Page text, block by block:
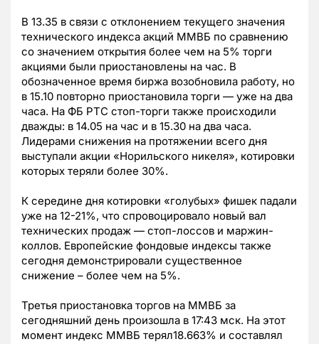
В 13.35 в связи с отклонением текущего значения
технического индекса акций ММВБ по сравнению
со значением открытия более чем на 5% торги
акциями были приостановлены на час. В
обозначенное время биржа возобновила работу, но
в 15.10 повторно приостановила торги — уже на два
часа. На ФБ РТС стоп-торги также происходили
дважды: в 14.05 на час и в 15.30 на два часа.
Лидерами снижения на протяжении всего дня
выступали акции «Норильского никеля», котировки
которых теряли более 30%.
К середине дня котировки «голубых» фишек падали
уже на 12-21%, что спровоцировало новый вал
технических продаж — стоп-лоссов и маржин-
коллов. Европейские фондовые индексы также
сегодня демонстрировали существенное
снижение – более чем на 5%.
Третья приостановка торгов на ММВБ за
сегодняшний день произошла в 17:43 мск. На этот
момент индекс ММВБ терял18.663% и составлял